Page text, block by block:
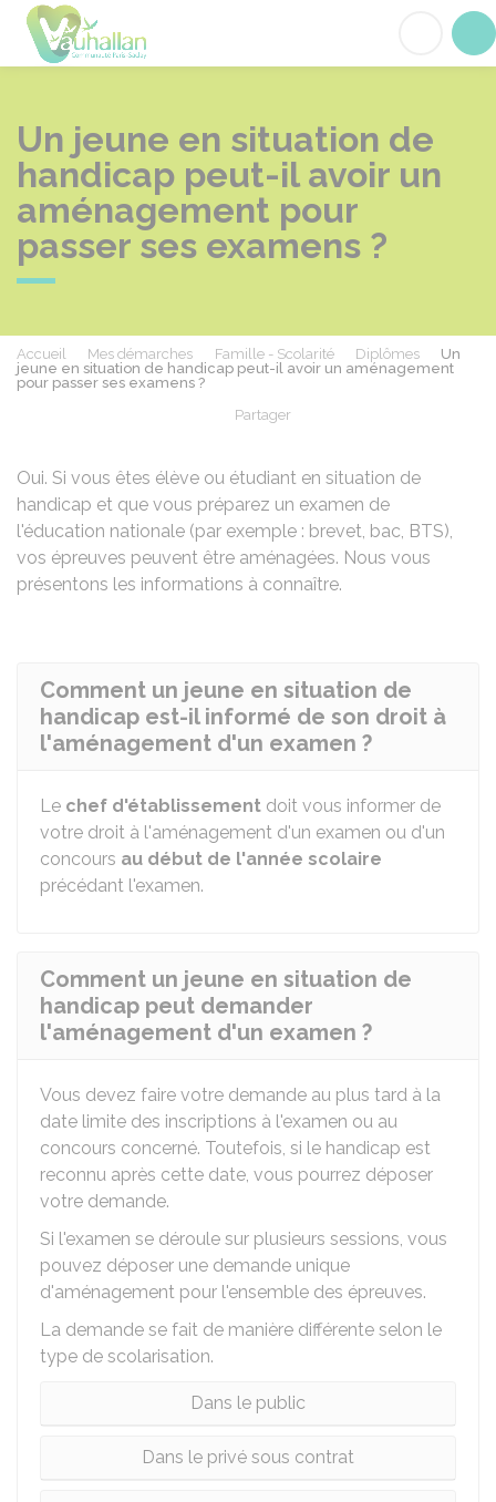
Un jeune en situation de
handicap peut-il avoir un
aménagement pour
passer ses examens ?
Accueil Mes démarches Famille - Scolarité Diplômes
Un
jeune en situation de handicap peut-il avoir un aménagement
pour passer ses examens ?
Partager
Oui. Si vous êtes élève ou étudiant en situation de
handicap et que vous préparez un examen de
l'éducation nationale (par exemple : brevet, bac, BTS),
vos épreuves peuvent être aménagées. Nous vous
présentons les informations à connaître.
Comment un jeune en situation de
handicap est-il informé de son droit à
l'aménagement d'un examen ?
Le chef d'établissement doit vous informer de
votre droit à l'aménagement d'un examen ou d'un
concours au début de l'année scolaire
précédant l'examen.
Comment un jeune en situation de
handicap peut demander
l'aménagement d'un examen ?
Vous devez faire votre demande au plus tard à la
date limite des inscriptions à l'examen ou au
concours concerné. Toutefois, si le handicap est
reconnu après cette date, vous pourrez déposer
votre demande.
Si l'examen se déroule sur plusieurs sessions, vous
pouvez déposer une demande unique
d'aménagement pour l'ensemble des épreuves.
La demande se fait de manière différente selon le
type de scolarisation.
Dans le public
Dans le privé sous contrat